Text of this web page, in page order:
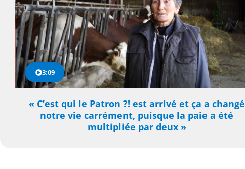
3:09
« C’est qui le Patron ?! est arrivé et ça a changé
notre vie carrément, puisque la paie a été
multipliée par deux »